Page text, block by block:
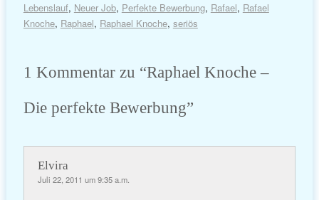
Lebenslauf, Neuer Job, Perfekte Bewerbung, Rafael, Rafael
Knoche, Raphael, Raphael Knoche, seriös
1 Kommentar zu “Raphael Knoche –
Die perfekte Bewerbung”
Elvira
Juli 22, 2011 um 9:35 a.m.